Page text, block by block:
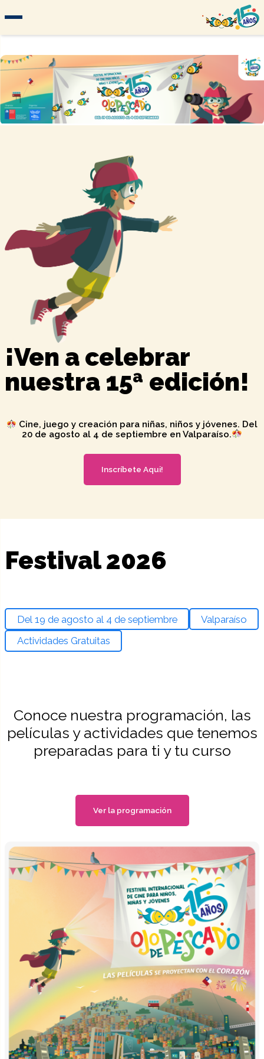
¡Ven a celebrar
nuestra 15ª edición!
Cine, juego y creación para niñas, niños y jóvenes. Del
20 de agosto al 4 de septiembre en Valparaíso.
Inscríbete Aqui!
Festival 2026
Del 19 de agosto al 4 de septiembre
Valparaíso
Actividades Gratuitas
Conoce nuestra programación, las
películas y actividades que tenemos
preparadas para ti y tu curso
Ver la programación